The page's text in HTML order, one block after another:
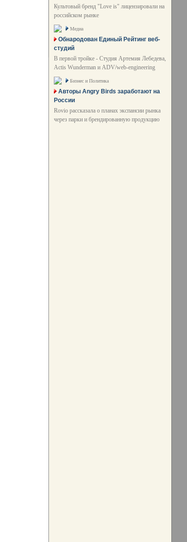
Культовый бренд "Love is" лицензировали на
российском рынке
Медиа
Обнародован Единый Рейтинг веб-
студий
В первой тройке - Студия Артемия Лебедева,
Actis Wunderman и ADV/web-engineering
Бизнес и Политика
Авторы Angry Birds заработают на
России
Rovio рассказала о планах экспансии рынка
через парки и брендированную продукцию